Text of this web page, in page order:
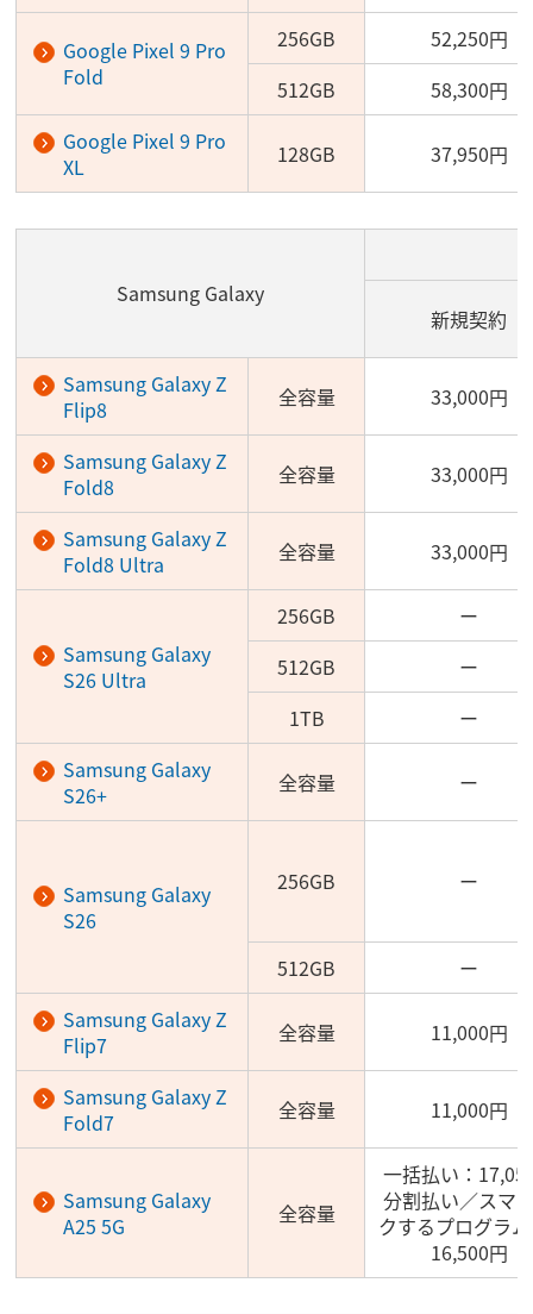
Google Pixel 9 Pro
Fold
256GB
52,250円
512GB
58,300円
Google Pixel 9 Pro
XL
128GB 37,950円
Samsung Galaxy
新規契約
Samsung Galaxy Z
Flip8
全容量 33,000円
Samsung Galaxy Z
Fold8
全容量 33,000円
Samsung Galaxy Z
Fold8 Ultra
全容量 33,000円
Samsung Galaxy
S26 Ultra
256GB
ー
512GB
ー
1TB
ー
Samsung Galaxy
S26+
全容量 ー
Samsung Galaxy
S26
256GB ー
512GB
ー
Samsung Galaxy Z
Flip7
全容量 11,000円
Samsung Galaxy Z
Fold7
全容量 11,000円
Samsung Galaxy
A25 5G
全容量
一括払い：
分割払い／スマ
クするプログラ
16,500円